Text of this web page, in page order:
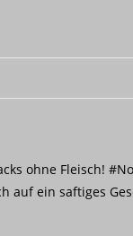
ohne Fleisch!
auf ein saftiges